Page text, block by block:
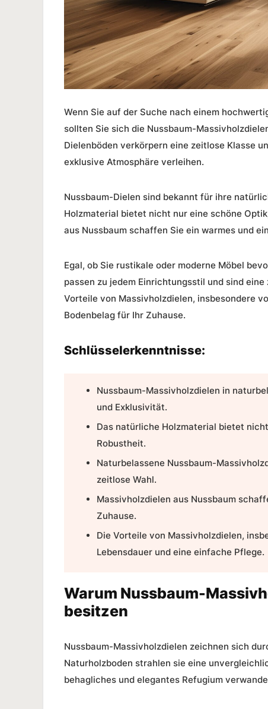
Wenn Sie auf der Suche nach einem
sollten Sie sich die Nussbaum-
Dielenböden verkörpern eine zeitlose Klasse
exklusive Atmosphäre verleihen.
Nussbaum-Dielen sind bekannt für ihre
Holzmaterial bietet nicht nur eine schöne
aus Nussbaum schaffen Sie ein warmes und
Egal, ob Sie rustikale oder moderne Möbel
passen zu jedem Einrichtungsstil und sind
Vorteile von Massivholzdielen, insbesondere
Bodenbelag für Ihr Zuhause.
Schlüsselerkenntnisse:
Nussbaum-Massivholzdielen in
und Exklusivität.
Das natürliche Holzmaterial bietet
Robustheit.
Naturbelassene Nussbaum-
zeitlose Wahl.
Massivholzdielen aus Nussbaum
Zuhause.
Die Vorteile von Massivholzdielen,
Lebensdauer und eine einfache Pflege.
Warum Nussbaum-
besitzen
Nussbaum-Massivholzdielen zeichnen sich
Naturholzboden strahlen sie eine
behagliches und elegantes Refugium